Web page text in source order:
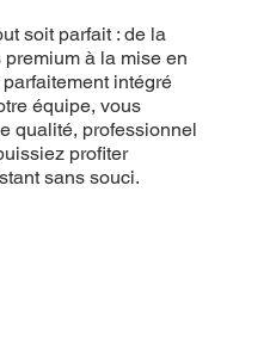
soit parfait : de la
à la mise en
intégré
équipe, vous
qualité, professionnel
profiter
sans souci.